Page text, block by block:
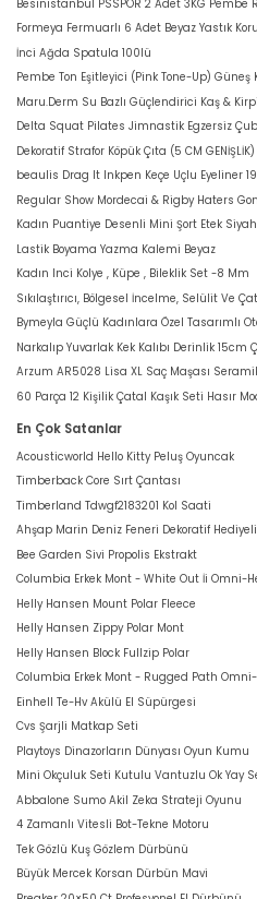
Besinistanbul PSSPOR 2 Adet 3KG Pembe
Formeya Fermuarlı 6 Adet Beyaz Yastık
İnci Ağda Spatula 100lü
Pembe Ton Eşitleyici (Pink Tone-Up) Güneş
Maru.Derm Su Bazlı Güçlendirici Kaş &
Delta Squat Pilates Jimnastik Egzersiz
Dekoratif Strafor Köpük Çıta (5 CM GENİŞLİK)
beaulis Drag It Inkpen Keçe Uçlu Eyeliner
Regular Show Mordecai & Rigby Haters
Kadın Puantiye Desenli Mini Şort Etek Siyah
Lastik Boyama Yazma Kalemi Beyaz
Kadın Inci Kolye , Küpe , Bileklik Set -8 Mm
Sıkılaştırıcı, Bölgesel İncelme, Selülit Ve
Bymeyla Güçlü Kadınlara Özel Tasarımlı
Narkalıp Yuvarlak Kek Kalıbı Derinlik 15cm
Arzum AR5028 Lisa XL Saç Maşası
60 Parça 12 Kişilik Çatal Kaşık Seti Hasır
En Çok Satanlar
Acousticworld Hello Kitty Peluş Oyuncak
Timberback Core Sırt Çantası
Timberland Tdwgf2183201 Kol Saati
Ahşap Marin Deniz Feneri Dekoratif
Bee Garden Sivi Propolis Ekstrakt
Columbia Erkek Mont - White Out İi Omni-
Helly Hansen Mount Polar Fleece
Helly Hansen Zippy Polar Mont
Helly Hansen Block Fullzip Polar
Columbia Erkek Mont - Rugged Path
Einhell Te-Hv Akülü El Süpürgesi
Cvs Şarjli Matkap Seti
Playtoys Dinazorların Dünyası Oyun Kumu
Mini Okçuluk Seti Kutulu Vantuzlu Ok Yay
Abbalone Sumo Akil Zeka Strateji Oyunu
4 Zamanlı Vitesli Bot-Tekne Motoru
Tek Gözlü Kuş Gözlem Dürbünü
Büyük Mercek Korsan Dürbün Mavi